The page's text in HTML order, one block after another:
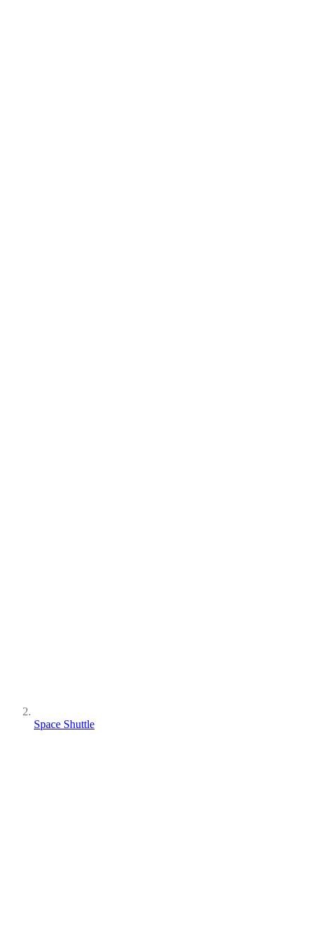
Space Shuttle